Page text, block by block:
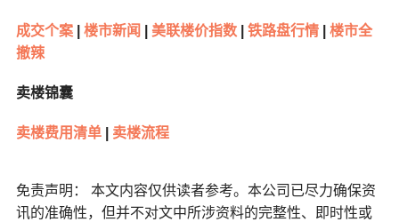
成交个案| 楼市新闻 美联楼价指数| 铁路盘行情|
楼市全
撤辣
卖楼锦囊
卖楼费用清单| 卖楼流程
免责声明： 本文内容仅供读者参考。本公司已尽力确保资
讯的准确性，但并不对文中所涉资料的完整性、即时性或